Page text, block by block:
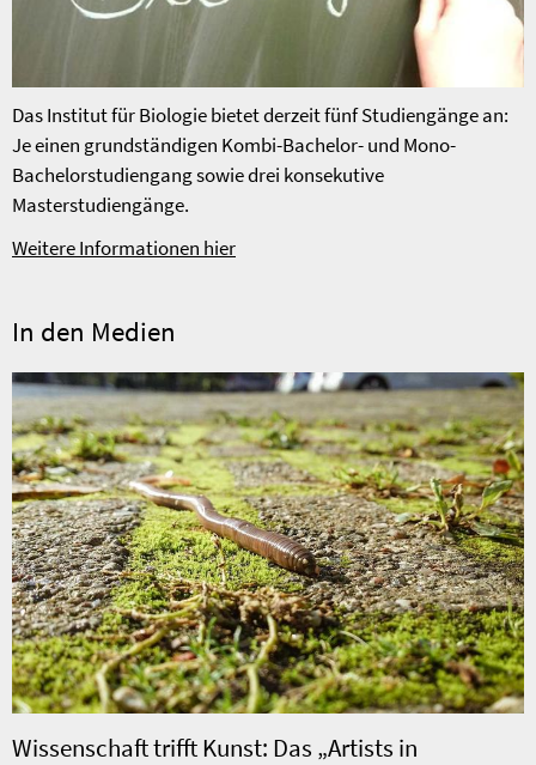
Das Institut für Biologie bietet derzeit fünf Studiengänge an:
Je einen grundständigen Kombi-Bachelor- und Mono-
Bachelorstudiengang sowie drei konsekutive
Masterstudiengänge.
Weitere Informationen hier
In den Medien
Wissenschaft trifft Kunst: Das „Artists in